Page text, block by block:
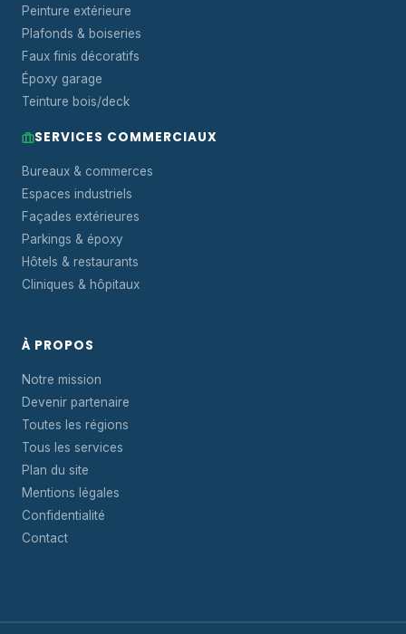
Peinture extérieure
Plafonds & boiseries
Faux finis décoratifs
Époxy garage
Teinture bois/deck
SERVICES COMMERCIAUX
Bureaux & commerces
Espaces industriels
Façades extérieures
Parkings & époxy
Hôtels & restaurants
Cliniques & hôpitaux
À PROPOS
Notre mission
Devenir partenaire
Toutes les régions
Tous les services
Plan du site
Mentions légales
Confidentialité
Contact